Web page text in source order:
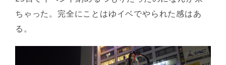
ちゃった。完全にことはゆイベでやられた感はあ
る。